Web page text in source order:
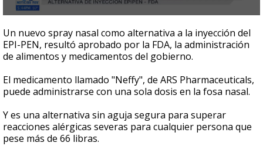
seconds
of
25
seconds
Un nuevo spray nasal como alternativa a la inyección del
EPI-PEN, resultó aprobado por la FDA, la administración
de alimentos y medicamentos del gobierno.
El medicamento llamado "Neffy", de ARS Pharmaceuticals,
puede administrarse con una sola dosis en la fosa nasal.
Y es una alternativa sin aguja segura para superar
reacciones alérgicas severas para cualquier persona que
pese más de 66 libras.